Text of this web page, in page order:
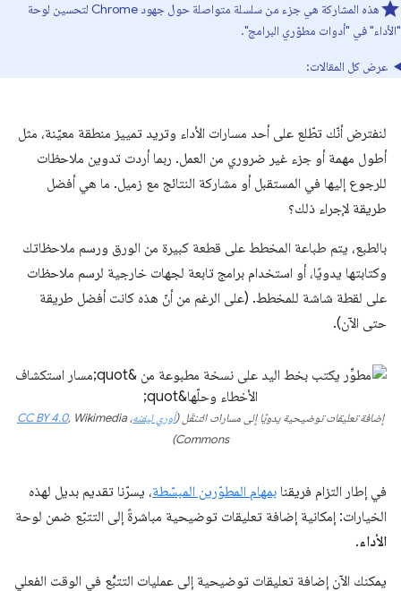
هذه المشاركة هي جزء من سلسلة متواصلة حول جهود Chrome لتحسين لوحة
"الأداء" في "أدوات مطوّري البرامج".
عرض كل المقالات:
لنفترض أنّك تطّلع على أحد مسارات الأداء وتريد تمييز منطقة معيّنة، مثل
أطول مهمة أو جزء غير ضروري من العمل. ربما أردت تدوين ملاحظات
للرجوع إليها في المستقبل أو مشاركة النتائج مع زميل. ما هي أفضل
طريقة لإجراء ذلك؟
بالطبع، يتم طباعة المخطط على قطعة كبيرة من الورق ورسم ملاحظاتك
وكتابتها يدويًا، أو استخدام برامج تابعة لجهات خارجية لرسم ملاحظات
على لقطة شاشة للمخطط. (على الرغم من أنّ هذه كانت أفضل طريقة
حتى الآن).
إضافة تعليقات توضيحية يدويًا إلى مسارات التنقّل (أوري ليفنه، CC BY 4.0، Wikimedia
Commons)
في إطار التزام فريقنا بمهام المطوّرين المبسّطة، يسرّنا تقديم بديل لهذه
الخيارات: إمكانية إضافة تعليقات توضيحية مباشرةً إلى التتبّع ضمن لوحة
الأداء.
يمكنك الآن إضافة تعليقات توضيحية إلى عمليات التتبُّع في الوقت الفعلي